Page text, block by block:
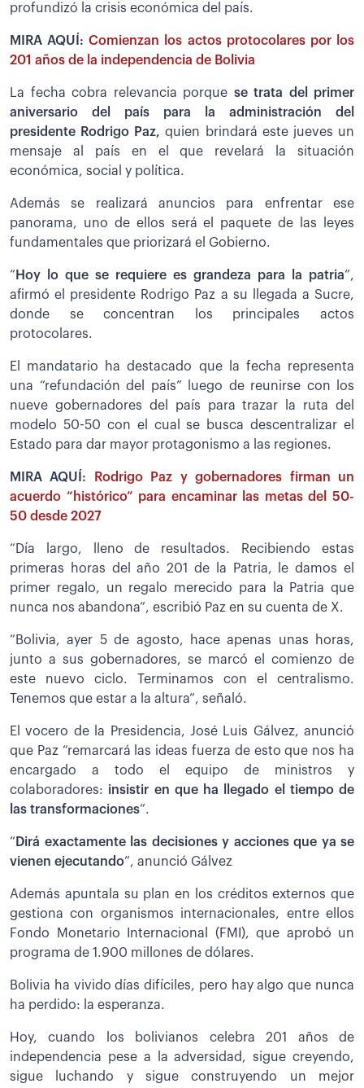
profundizó la crisis económica del país.
MIRA AQUÍ:Comienzan los actos protocolares por los
201 años de la independencia de Bolivia
La fecha cobra relevancia porque se trata del primer
aniversario del país para la administración del
presidente Rodrigo Paz, quien brindará este jueves un
mensaje al país en el que revelará la situación
económica, social y política.
Además se realizará anuncios para enfrentar ese
panorama, uno de ellos será el paquete de las leyes
fundamentales que priorizará el Gobierno.
“ Hoy lo que se requiere es grandeza para la patria”,
afirmó el presidente Rodrigo Paz a su llegada a Sucre,
donde se concentran los principales actos
protocolares.
El mandatario ha destacado que la fecha representa
una “refundación del país” luego de reunirse con los
nueve gobernadores del país para trazar la ruta del
modelo 50-50 con el cual se busca descentralizar el
Estado para dar mayor protagonismo a las regiones.
MIRA AQUÍ:
Rodrigo Paz y gobernadores firman un
acuerdo “histórico” para encaminar las metas del 50-
50 desde 2027
“Día largo, lleno de resultados. Recibiendo estas
primeras horas del año 201 de la Patria, le damos el
primer regalo, un regalo merecido para la Patria que
nunca nos abandona”, escribió Paz en su cuenta de X.
“Bolivia, ayer 5 de agosto, hace apenas unas horas,
junto a sus gobernadores, se marcó el comienzo de
este nuevo ciclo. Terminamos con el centralismo.
Tenemos que estar a la altura”, señaló.
El vocero de la Presidencia, José Luis Gálvez, anunció
que Paz “remarcará las ideas fuerza de esto que nos ha
encargado a todo el equipo de ministros y
colaboradores: insistir en que ha llegado el tiempo de
las transformaciones”.
“ Dirá exactamente las decisiones y acciones que ya se
vienen ejecutando”, anunció Gálvez
Además apuntala su plan en los créditos externos que
gestiona con organismos internacionales, entre ellos
Fondo Monetario Internacional (FMI), que aprobó un
programa de 1.900 millones de dólares.
Bolivia ha vivido días difíciles, pero hay algo que nunca
ha perdido: la esperanza.
Hoy, cuando los bolivianos celebra 201 años de
independencia pese a la adversidad, sigue creyendo,
sigue luchando y sigue construyendo un mejor